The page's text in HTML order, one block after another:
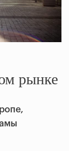
рынке